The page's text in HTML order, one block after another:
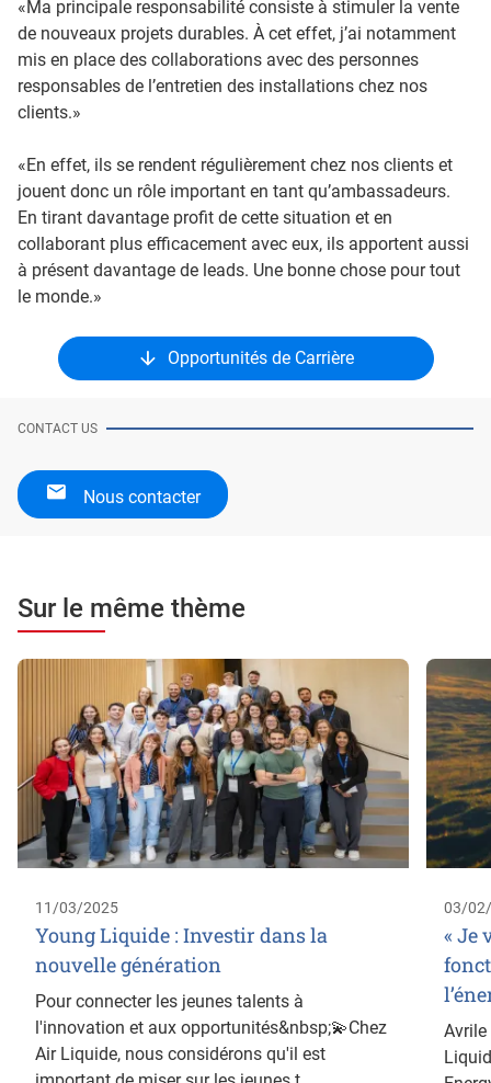
«Ma principale responsabilité consiste à stimuler la vente
de nouveaux projets durables. À cet effet, j’ai notamment
mis en place des collaborations avec des personnes
responsables de l’entretien des installations chez nos
clients.»
«En effet, ils se rendent régulièrement chez nos clients et
jouent donc un rôle important en tant qu’ambassadeurs.
En tirant davantage profit de cette situation et en
collaborant plus efficacement avec eux, ils apportent aussi
à présent davantage de leads. Une bonne chose pour tout
le monde.»
Opportunités de Carrière
CONTACT US
Nous contacter
Sur le même thème
11/03/2025
Young Liquide : Investir dans la
nouvelle génération
Pour connecter les jeunes talents à
l'innovation et aux opportunités&nbsp;💫Chez
Air Liquide, nous considérons qu'il est
03/
« Je
Avrile